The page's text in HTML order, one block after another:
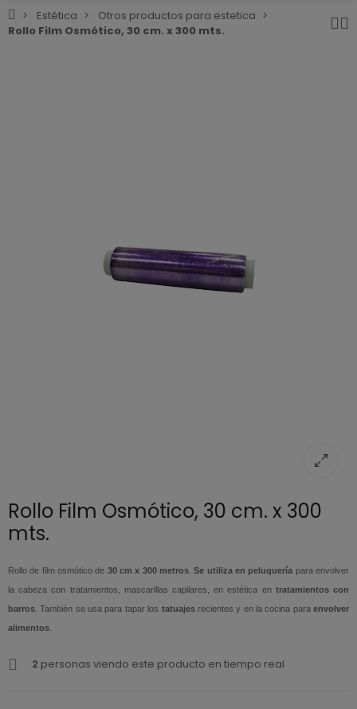
Estética
Otros productos para estetica
Rollo Film Osmótico, 30 cm. x 300 mts.
Rollo Film Osmótico, 30 cm. x 300
mts.
Rollo de film osmótico de 30 cm x 300 metros .Se utiliza en peluquería para envolver
la cabeza con tratamientos, mascarillas capilares, en estética en tratamientos con
barros . También se usa para tapar los tatuajesrecientes y en la cocina para envolver
alimentos
2 personas viendo este producto en tiempo real